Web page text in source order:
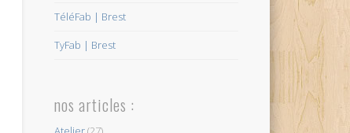
TéléFab | Brest
TyFab | Brest
nos articles :